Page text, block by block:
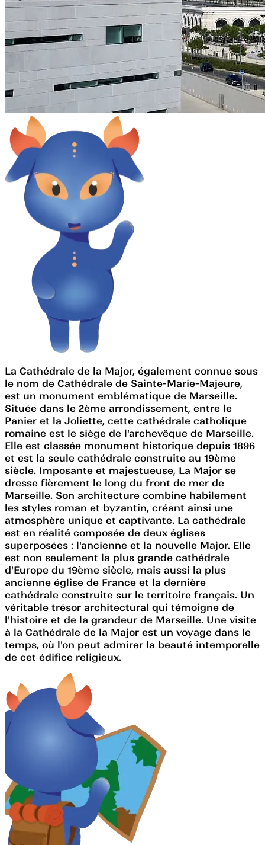
La Cathédrale de la Major, également connue sous
le nom de Cathédrale de Sainte-Marie-Majeure,
est un monument emblématique de Marseille.
Située dans le 2ème arrondissement, entre le
Panier et la Joliette, cette cathédrale catholique
romaine est le siège de l'archevêque de Marseille.
Elle est classée monument historique depuis 1896
et est la seule cathédrale construite au 19ème
siècle. Imposante et majestueuse, La Major se
dresse fièrement le long du front de mer de
Marseille. Son architecture combine habilement
les styles roman et byzantin, créant ainsi une
atmosphère unique et captivante. La cathédrale
est en réalité composée de deux églises
superposées : l'ancienne et la nouvelle Major. Elle
est non seulement la plus grande cathédrale
d'Europe du 19ème siècle, mais aussi la plus
ancienne église de France et la dernière
cathédrale construite sur le territoire français. Un
véritable trésor architectural qui témoigne de
l'histoire et de la grandeur de Marseille. Une visite
à la Cathédrale de la Major est un voyage dans le
temps, où l'on peut admirer la beauté intemporelle
de cet édifice religieux.